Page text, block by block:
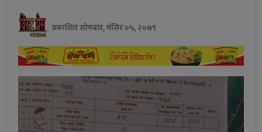
प्रकाशित सोमबार, मंसिर ०५, २०७९